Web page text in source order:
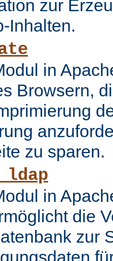
zur
Inhalten.
in
Browsern,
zu sparen.
in
die
zur